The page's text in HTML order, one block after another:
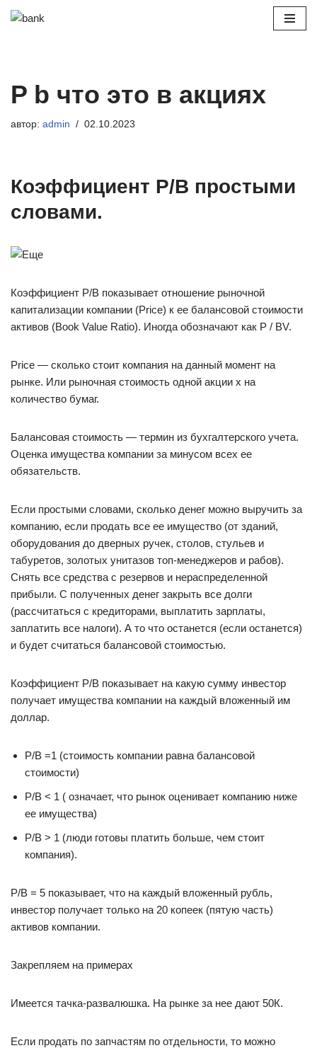
P b что это в акциях
автор: admin 02.10.2023
Коэффициент P/B простыми
словами.
Коэффициент P/B показывает отношение рыночной
капитализации компании (Price) к ее балансовой стоимости
активов (Book Value Ratio). Иногда обозначают как P / BV.
Price — сколько стоит компания на данный момент на
рынке. Или рыночная стоимость одной акции х на
количество бумаг.
Балансовая стоимость — термин из бухгалтерского учета.
Оценка имущества компании за минусом всех ее
обязательств.
Если простыми словами, сколько денег можно выручить за
компанию, если продать все ее имущество (от зданий,
оборудования до дверных ручек, столов, стульев и
табуретов, золотых унитазов топ-менеджеров и рабов).
Снять все средства с резервов и нераспределенной
прибыли. С полученных денег закрыть все долги
(рассчитаться с кредиторами, выплатить зарплаты,
заплатить все налоги). А то что останется (если останется)
и будет считаться балансовой стоимостью.
Коэффициент P/B показывает на какую сумму инвестор
получает имущества компании на каждый вложенный им
доллар.
P/B =1 (стоимость компании равна балансовой
стоимости)
P/B < 1 ( означает, что рынок оценивает компанию ниже
ее имущества)
P/B > 1 (люди готовы платить больше, чем стоит
компания).
P/B = 5 показывает, что на каждый вложенный рубль,
инвестор получает только на 20 копеек (пятую часть)
активов компании.
Закрепляем на примерах
Имеется тачка-развалюшка. На рынке за нее дают 50К.
Если продать по запчастям по отдельности, то можно